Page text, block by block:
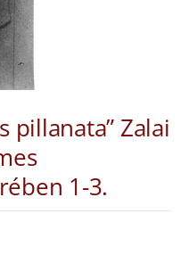
pillanata” Zalai
1-3.